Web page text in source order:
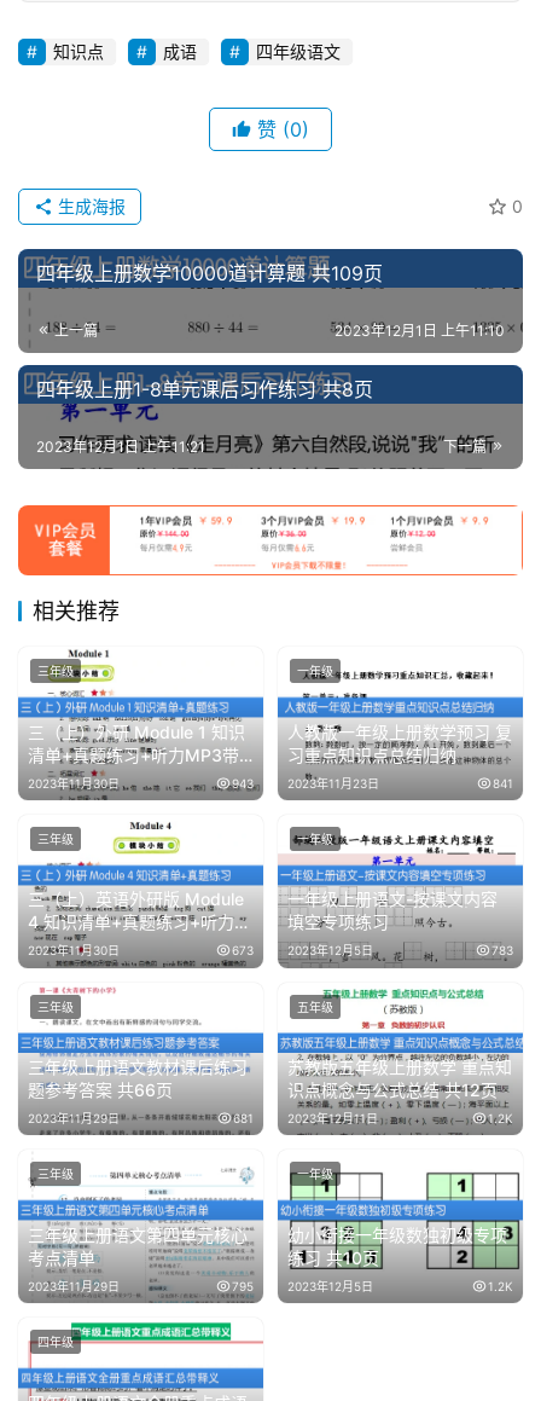
知识点 成语 四年级语文
赞 (0)
0
生成海报
四年级上册数学10000道计算题 共109页
上一篇 2023年12月1日 上午11:10
四年级上册1-8单元课后习作练习 共8页
下一篇
2023年12月1日 上午11:21
相关推荐
三（上）外研 Module 1 知识
清单+真题练习+听力MP3带
答案
2023年11月30日 943
三年级
人教版一年级上册数学预习 复
习重点知识点总结归纳
2023年11月23日 841
一年级
三（上）英语外研版 Module
4 知识清单+真题练习+听力练
习
2023年11月30日 673
三年级
一年级上册语文-按课文内容
填空专项练习
2023年12月5日 783
一年级
三年级上册语文教材课后练习
题参考答案 共66页
2023年11月29日 681
三年级
苏教版五年级上册数学 重点知
识点概念与公式总结 共12页
2023年12月11日 1.2K
五年级
三年级上册语文第四单元核心
考点清单
2023年11月29日 795
三年级
幼小衔接一年级数独初级专项
练习 共10页
2023年12月5日 1.2K
一年级
四年级